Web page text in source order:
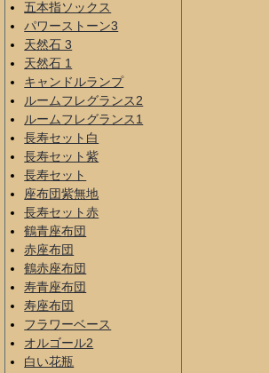
五本指ソックス
パワーストーン3
天然石 3
天然石 1
キャンドルランプ
ルームフレグランス2
ルームフレグランス1
長寿セット白
長寿セット紫
長寿セット
座布団紫無地
長寿セット赤
鶴青座布団
赤座布団
鶴赤座布団
寿青座布団
寿座布団
フラワーベース
オルゴール2
白い花瓶